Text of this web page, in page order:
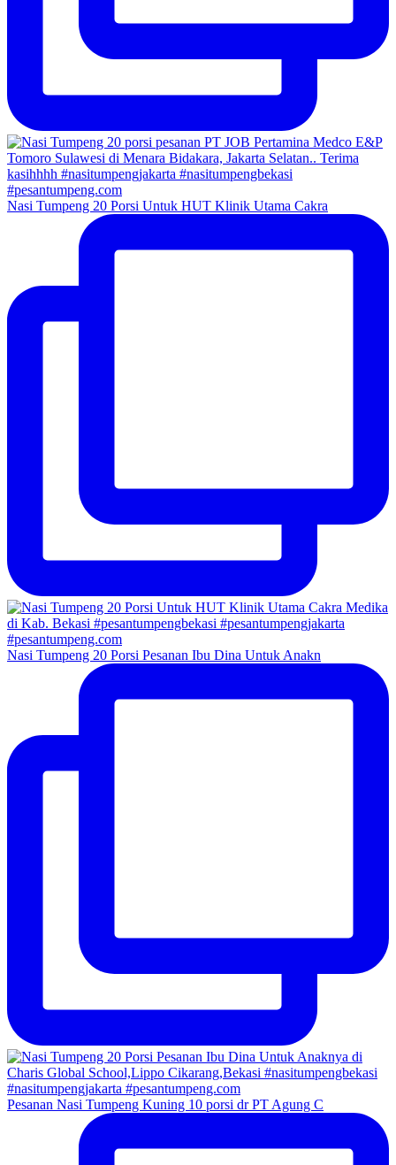
Nasi Tumpeng 20 Porsi Untuk HUT Klinik Utama Cakra
Nasi Tumpeng 20 Porsi Pesanan Ibu Dina Untuk Anakn
Pesanan Nasi Tumpeng Kuning 10 porsi dr PT Agung C